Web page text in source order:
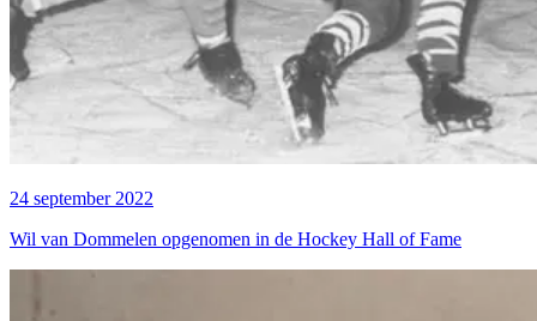
24 september 2022
Wil van Dommelen opgenomen in de Hockey Hall of Fame